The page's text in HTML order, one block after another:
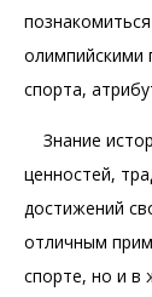
олимпийскими
спорта,
Знание
ценностей,
достижений
отличным
спорте, но и в